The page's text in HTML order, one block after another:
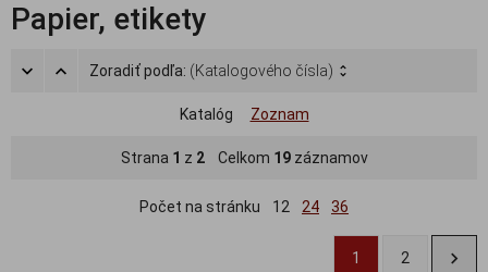
Papier, etikety
Zoradiť podľa: (Katalogového čísla)
Katalóg Zoznam
Strana 1 z 2Celkom 19záznamov
Počet na stránku 12 24 36
1 2